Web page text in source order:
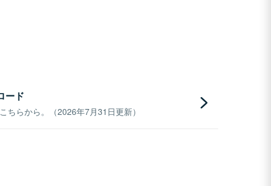
ード
ちらから。（2026年7月31日更新）